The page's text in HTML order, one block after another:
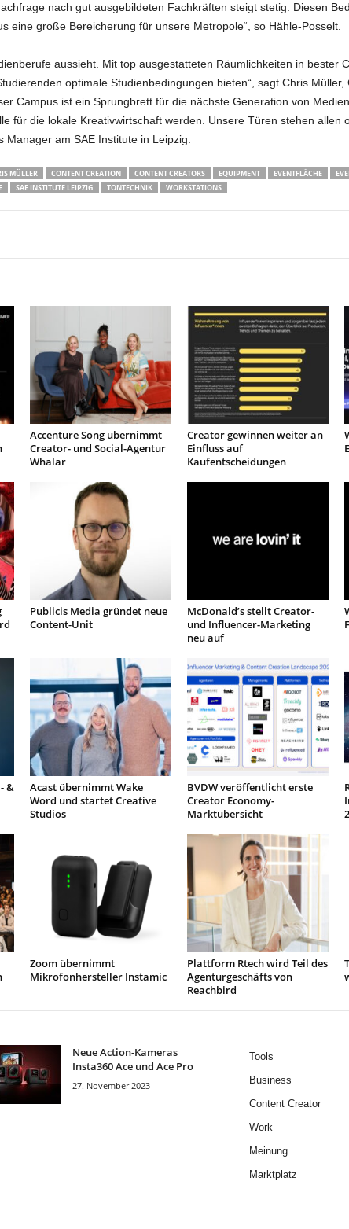
nach gut ausgebildeten Fachkräften steigt stetig. Diesen
eine große Bereicherung für unsere Metropole“, so Hähle-Posselt.
aussieht. Mit top ausgestatteten Räumlichkeiten in bester
optimale Studienbedingungen bieten“, sagt Chris Müller,
Campus ist ein Sprungbrett für die nächste Generation von
für die lokale Kreativwirtschaft werden. Unsere Türen stehen allen
am SAE Institute in Leipzig.
MÜLLER CONTENT CREATION CONTENT CREATORS EQUIPMENT EVENTFLÄCHE
SAE INSTITUTE LEIPZIG TONTECHNIK WORKSTATIONS
Accenture Song übernimmt
Creator- und Social-Agentur
Whalar
Creator gewinnen weiter an
Einfluss auf
Kaufentscheidungen
Publicis Media gründet neue
Content-Unit
McDonald’s stellt Creator-
und Influencer-Marketing
neu auf
&
Acast übernimmt Wake
Word und startet Creative
Studios
BVDW veröffentlicht erste
Creator Economy-
Marktübersicht
Zoom übernimmt
Mikrofonhersteller Instamic
Plattform Rtech wird Teil des
Agenturgeschäfts von
Reachbird
Neue Action-Kameras
Insta360 Ace und Ace Pro
27. November 2023
Tools
Business
Content Creator
Work
Meinung
Marktplatz